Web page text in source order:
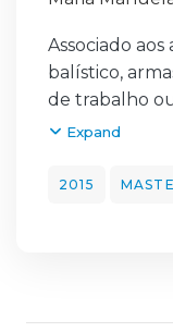
Associado
balístico,
de trabalho
prevalência
drástica com
Expand
2015